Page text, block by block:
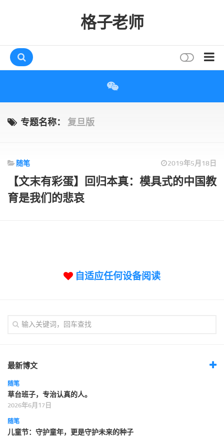
格子老师
互动
读者
专题名称： 复旦版
随笔 2019年5月18日
【文末有彩蛋】回归本真：模具式的中国教
育是我们的悲哀
自适应任何设备阅读
最新博文
随笔
草台班子，专治认真的人。
2026年6月17日
随笔
儿童节：守护童年，更是守护未来的种子